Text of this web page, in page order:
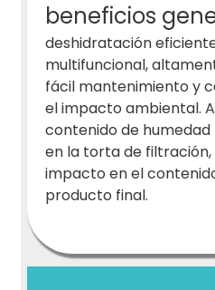
beneficios
deshidratación
multifuncional,
fácil mantenimiento y
el impacto ambiental.
contenido de
en la torta de
impacto en el
producto final.